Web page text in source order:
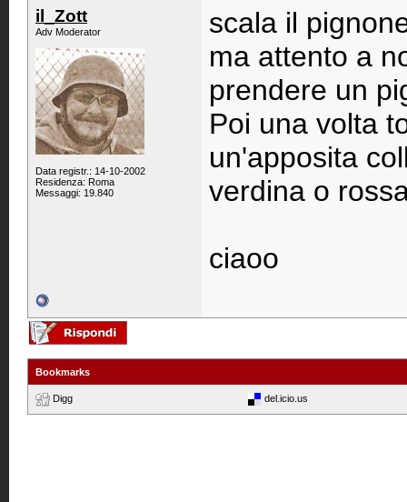
il_Zott
Adv Moderator
Data registr.: 14-10-2002
Residenza: Roma
Messaggi: 19.840
scala il
ma attento a
prendere un
Poi una volta
un'apposita
verdina o
ciaoo
Bookmarks
Digg del.icio.us